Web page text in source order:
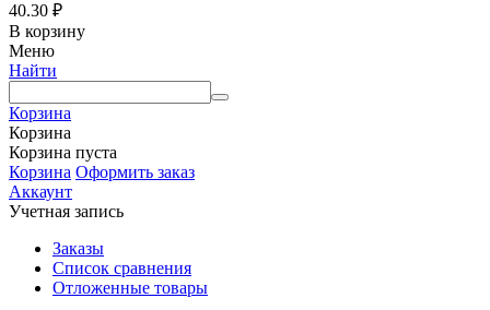
40.30 ₽
В корзину
Меню
Найти
Корзина
Корзина
Корзина пуста
Корзина Оформить заказ
Аккаунт
Учетная запись
Заказы
Список сравнения
Отложенные товары